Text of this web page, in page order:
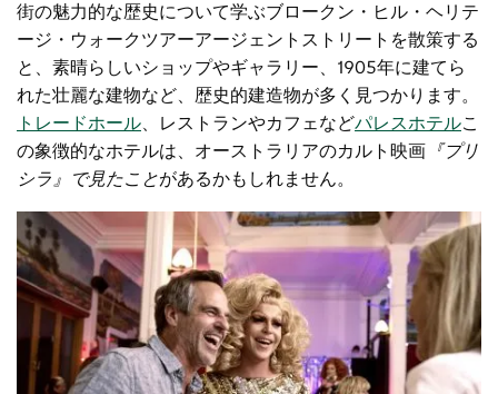
街の魅力的な歴史について学ぶブロークン・ヒル・ヘリテ
ージ・ウォークツアーアージェントストリートを散策する
と、素晴らしいショップやギャラリー、1905年に建てら
れた壮麗な建物など、歴史的建造物が多く見つかります。
トレードホール 、レストランやカフェなどパレスホテルこ
の象徴的なホテルは、オーストラリアのカルト映画 『プリ
シラ』で見たことがあるかもしれません。